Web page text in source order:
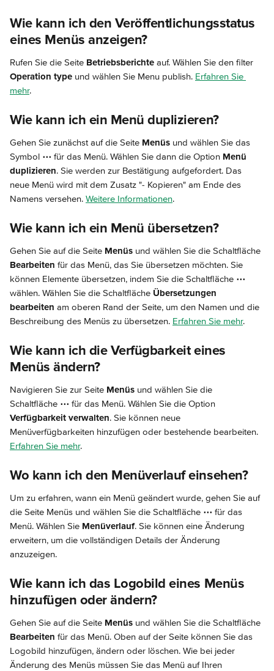
Wie kann ich den Veröffentlichungsstatus
eines Menüs anzeigen?
Rufen Sie die Seite Betriebsberichte auf. Wählen Sie den filter
Operation type und wählen Sie Menu publish. Erfahren Sie
mehr.
Wie kann ich ein Menü duplizieren?
Gehen Sie zunächst auf die Seite Menüs und wählen Sie das
Symbol ⋯ für das Menü. Wählen Sie dann die Option Menü
duplizieren. Sie werden zur Bestätigung aufgefordert. Das
neue Menü wird mit dem Zusatz "- Kopieren" am Ende des
Namens versehen. Weitere Informationen.
Wie kann ich ein Menü übersetzen?
Gehen Sie auf die Seite Menüs und wählen Sie die Schaltfläche
Bearbeiten für das Menü, das Sie übersetzen möchten. Sie
können Elemente übersetzen, indem Sie die Schaltfläche ⋯
wählen. Wählen Sie die Schaltfläche Übersetzungen
bearbeiten am oberen Rand der Seite, um den Namen und die
Beschreibung des Menüs zu übersetzen. Erfahren Sie mehr.
Wie kann ich die Verfügbarkeit eines
Menüs ändern?
Navigieren Sie zur Seite Menüs und wählen Sie die
Schaltfläche ⋯ für das Menü. Wählen Sie die Option
Verfügbarkeit verwalten. Sie können neue
Menüverfügbarkeiten hinzufügen oder bestehende bearbeiten.
Erfahren Sie mehr.
Wo kann ich den Menüverlauf einsehen?
Um zu erfahren, wann ein Menü geändert wurde, gehen Sie auf
die Seite Menüs und wählen Sie die Schaltfläche ⋯ für das
Menü. Wählen Sie Menüverlauf. Sie können eine Änderung
erweitern, um die vollständigen Details der Änderung
anzuzeigen.
Wie kann ich das Logobild eines Menüs
hinzufügen oder ändern?
Gehen Sie auf die Seite Menüs und wählen Sie die Schaltfläche
Bearbeiten für das Menü. Oben auf der Seite können Sie das
Logobild hinzufügen, ändern oder löschen. Wie bei jeder
Änderung des Menüs müssen Sie das Menü auf Ihren